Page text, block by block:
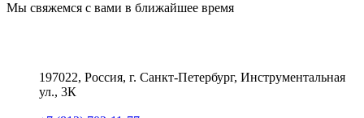
Мы свяжемся с вами в ближайшее время
197022, Россия, г. Санкт-Петербург, Инструментальная
ул., 3К